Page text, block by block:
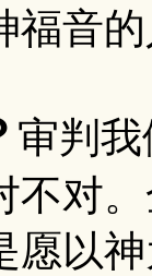
音的
审判
不对
愿以